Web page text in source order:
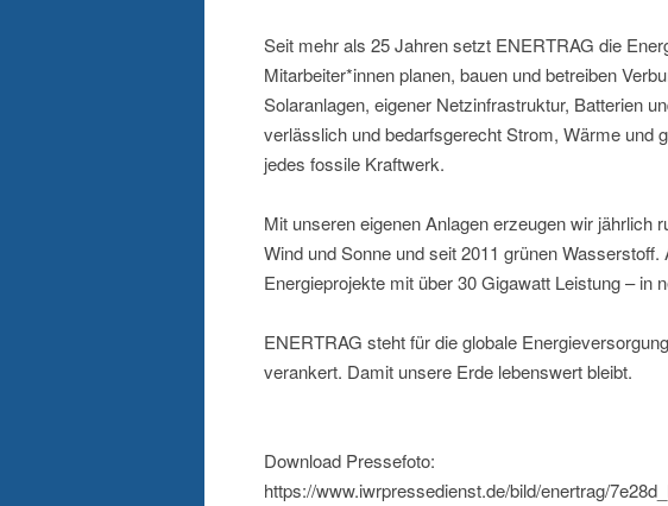
Seit mehr als 25 Jahren setzt ENERTRAG die
Mitarbeiter*innen planen, bauen und betreiben
Solaranlagen, eigener Netzinfrastruktur, Batterien
verlässlich und bedarfsgerecht Strom, Wärme und
jedes fossile Kraftwerk.
Mit unseren eigenen Anlagen erzeugen wir jährlich
Wind und Sonne und seit 2011 grünen
Energieprojekte mit über 30 Gigawatt Leistung – in
ENERTRAG steht für die globale
verankert. Damit unsere Erde lebenswert bleibt.
Download Pressefoto:
https://www.iwrpressedienst.de/bild/enertrag/